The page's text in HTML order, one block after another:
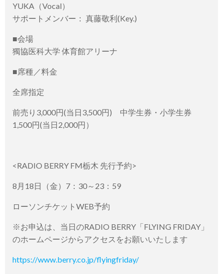
YUKA（Vocal）
サポートメンバー： 真藤敬利(Key.)
■会場
獨協医科大学 体育館アリーナ
■席種／料金
全席指定
前売り3,000円(当日3,500円) 中学生券・小学生券
1,500円(当日2,000円）
<RADIO BERRY FM栃木 先行予約>
8月18日（金）7：30～23：59
ローソンチケットWEB予約
※お申込は、当日のRADIO BERRY「FLYING FRIDAY」
のホームページからアクセスをお願いいたします
https://www.berry.co.jp/flyingfriday/